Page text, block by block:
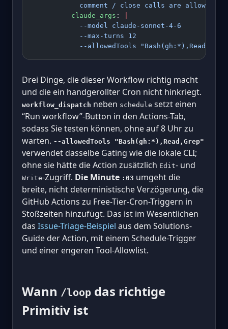
            comment / close calls are allowed.
          claude_args
:
            --model claude-sonnet-4-6
            --max-turns 12
--allowedTools
Drei Dinge, die dieser Workflow richtig macht
und die ein handgerollter Cron nicht hinkriegt.
workflow_dispatch neben schedule setzt einen
“Run workflow”-Button in den Actions-Tab,
sodass Sie testen können, ohne auf 8 Uhr zu
warten. --allowedTools "Bash(gh:*),Read,Grep"
verwendet dasselbe Gating wie die lokale CLI;
ohne sie hätte die Action zusätzlich Edit- und
Write-Zugriff. Die Minute :03 umgeht die
breite, nicht deterministische Verzögerung, die
GitHub Actions zu Free-Tier-Cron-Triggern in
Stoßzeiten hinzufügt. Das ist im Wesentlichen
das Issue-Triage-Beispiel aus dem Solutions-
Guide der Action, mit einem Schedule-Trigger
und einer engeren Tool-Allowlist.
Wann /loop das richtige
Primitiv ist